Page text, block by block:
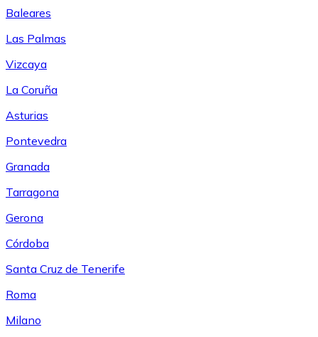
Baleares
Las Palmas
Vizcaya
La Coruña
Asturias
Pontevedra
Granada
Tarragona
Gerona
Córdoba
Santa Cruz de Tenerife
Roma
Milano